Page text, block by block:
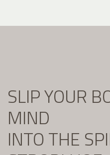
SLIP YOUR
MIND
INTO THE